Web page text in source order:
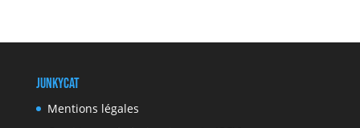
JunkyCat
Mentions légales